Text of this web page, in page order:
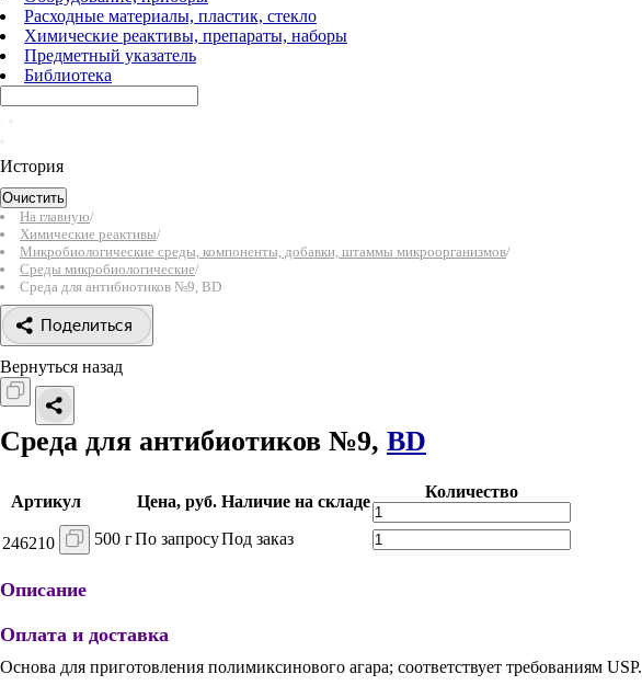
Расходные материалы, пластик, стекло
Химические реактивы, препараты, наборы
Предметный указатель
Библиотека
История
Очистить
На главную/
Химические реактивы/
Микробиологические среды, компоненты, добавки, штаммы микроорганизмов/
Среды микробиологические/
Среда для антибиотиков №9, BD
Поделиться
Вернуться назад
Среда для антибиотиков №9, BD
Артикул Цена, руб. Наличие на складе
Количество
246210 500 гПо запросуПод заказ
Описание
Оплата и доставка
Основа для приготовления полимиксинового агара; соответствует требованиям USP.